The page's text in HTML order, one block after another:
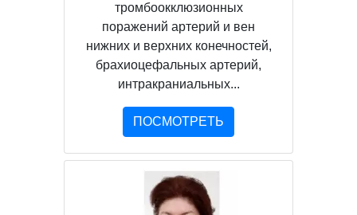
тромбоокклюзионных
поражений артерий и вен
нижних и верхних конечностей,
брахиоцефальных артерий,
интракраниальных...
ПОСМОТРЕТЬ